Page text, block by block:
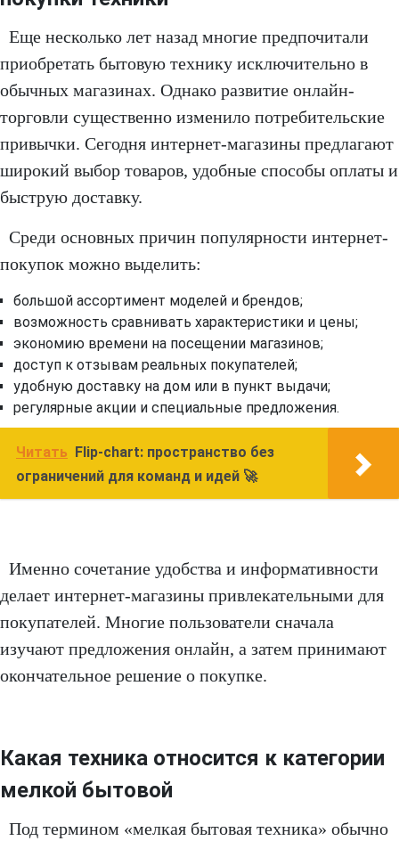
Еще несколько лет назад многие предпочитали
приобретать бытовую технику исключительно в
обычных магазинах. Однако развитие онлайн-
торговли существенно изменило потребительские
привычки. Сегодня интернет-магазины предлагают
широкий выбор товаров, удобные способы оплаты и
быструю доставку.
Среди основных причин популярности интернет-
покупок можно выделить:
большой ассортимент моделей и брендов;
возможность сравнивать характеристики и цены;
экономию времени на посещении магазинов;
доступ к отзывам реальных покупателей;
удобную доставку на дом или в пункт выдачи;
регулярные акции и специальные предложения.
Читать
Flip‑chart: пространство без
ограничений для команд и идей 🚀
Именно сочетание удобства и информативности
делает интернет-магазины привлекательными для
покупателей. Многие пользователи сначала
изучают предложения онлайн, а затем принимают
окончательное решение о покупке.
Какая техника относится к категории
мелкой бытовой
Под термином «мелкая бытовая техника» обычно